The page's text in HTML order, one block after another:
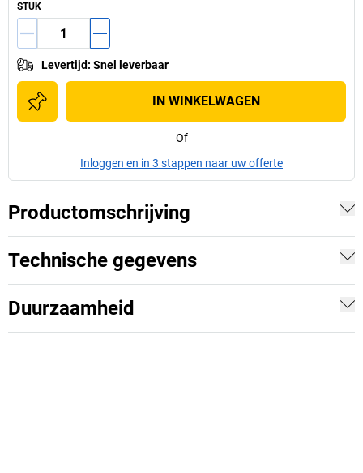
STUK
Levertijd: Snel leverbaar
IN WINKELWAGEN
Of
Inloggen en in 3 stappen naar uw offerte
Productomschrijving
Technische gegevens
Duurzaamheid